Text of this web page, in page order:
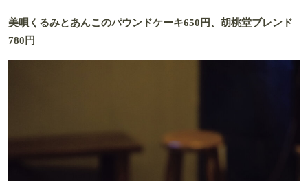
美唄くるみとあんこのパウンドケーキ650円、胡桃堂ブレンド
780円